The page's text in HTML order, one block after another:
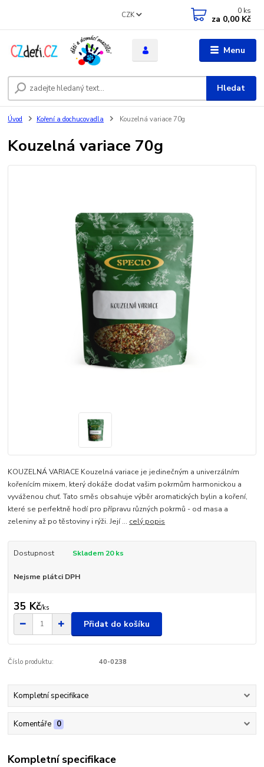
Menu
CZK
Hledat
0 ks
za 0,00 Kč
Úvod Koření a dochucovadla Kouzelná variace 70g
Kouzelná variace 70g
KOUZELNÁ VARIACE Kouzelná variace je jedinečným a univerzálním
kořenícím mixem, který dokáže dodat vašim pokrmům harmonickou a
vyváženou chuť. Tato směs obsahuje výběr aromatických bylin a koření,
které se perfektně hodí pro přípravu různých pokrmů - od masa a
zeleniny až po těstoviny i rýži. Její ... celý popis
Dostupnost Skladem 20 ks
Nejsme plátci DPH
35 Kč/ks
Přidat do košíku
Číslo produktu: 40-0238
Kompletní specifikace
Komentáře 0
Kompletní specifikace